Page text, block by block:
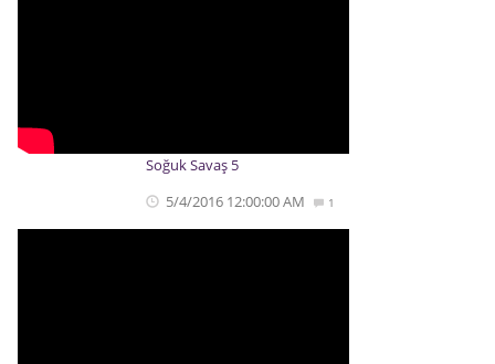
Soğuk Savaş 5
5/4/2016 12:00:00 AM 1